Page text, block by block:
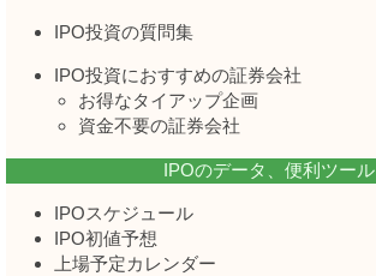
IPO投資の質問集
IPO投資におすすめの証券会社
お得なタイアップ企画
資金不要の証券会社
IPOのデータ、便利ツール
IPOスケジュール
IPO初値予想
上場予定カレンダー